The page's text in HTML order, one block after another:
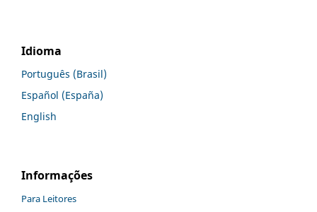
Idioma
Português (Brasil)
Español (España)
English
Informações
Para Leitores